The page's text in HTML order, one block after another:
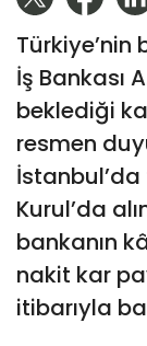
Türkiye’nin
İş Bankası
beklediği
resmen
Kurul’da
bankanın
nakit kar
itibarıyla